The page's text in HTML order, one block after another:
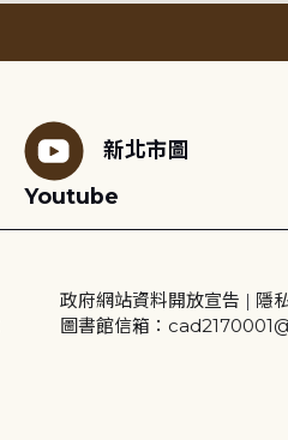
新北市圖
Youtube
政府網站資料開放宣告 | 隱
圖書館信箱：